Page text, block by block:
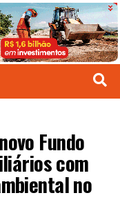
Fundo
com
no